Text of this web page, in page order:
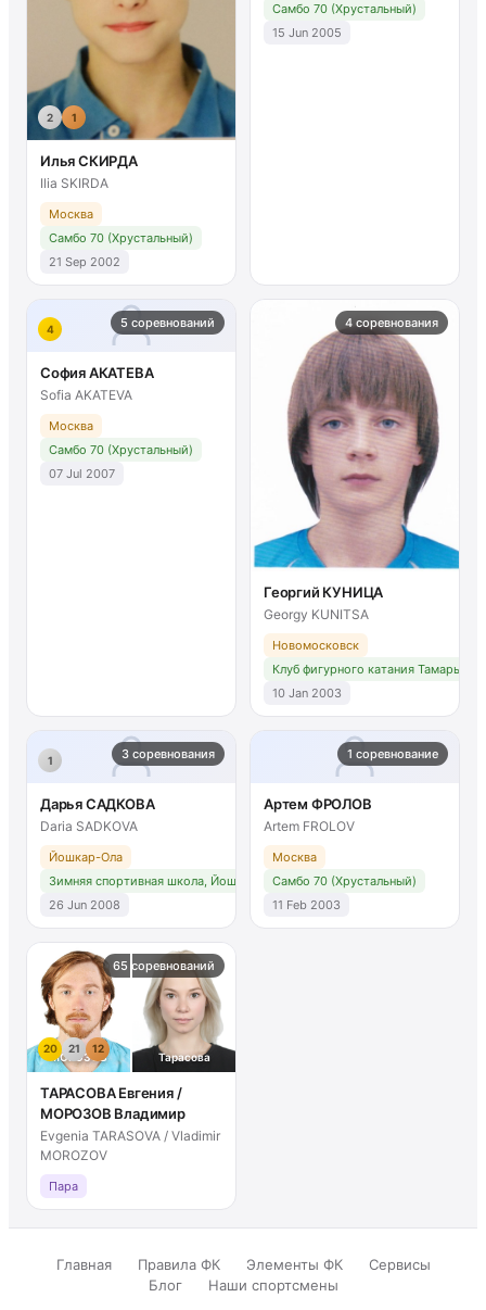
2 1
Илья СКИРДА
Ilia SKIRDA
Москва
Самбо 70 (Хрустальный)
21 Sep 2002
Самбо 70 (Хрустальный)
15 Jun 2005
5 соревнований
4
София АКАТЕВА
Sofia AKATEVA
Москва
Самбо 70 (Хрустальный)
07 Jul 2007
4 соревнования
Георгий КУНИЦА
Georgy KUNITSA
Новомосковск
Клуб фигурного катания Тамары
10 Jan 2003
3 соревнования
1
Дарья САДКОВА
Daria SADKOVA
Йошкар-Ола
Зимняя спортивная школа, Йошкар-Ола
26 Jun 2008
1 соревнование
Артем ФРОЛОВ
Artem FROLOV
Москва
Самбо 70 (Хрустальный)
11 Feb 2003
МОРОЗОВ Тарасова
65 соревнований
20 21 12
ТАРАСОВА Евгения /
МОРОЗОВ Владимир
Evgenia TARASOVA / Vladimir
MOROZOV
Пара
Главная Правила ФК Элементы ФК
Сервисы
Блог
Наши спортсмены